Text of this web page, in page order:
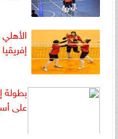
بطولة
على